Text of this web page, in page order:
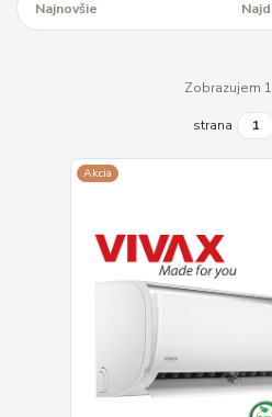
Najnovšie
Zobrazujem
strana
Akcia